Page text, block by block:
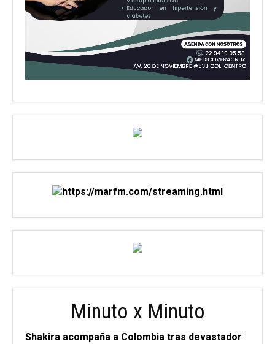
Minuto x Minuto
Shakira acompaña a Colombia tras devastador